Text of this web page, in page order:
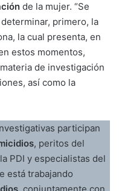
de la mujer. “Se
determinar, primero, la
la cual presenta, en
estos momentos,
de investigación
así como la
participan
, peritos del
PDI y especialistas del
está trabajando